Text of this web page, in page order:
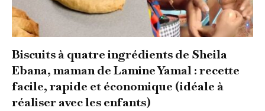
Biscuits à quatre ingrédients de Sheila
Ebana, maman de Lamine Yamal : recette
facile, rapide et économique (idéale à
réaliser avec les enfants)